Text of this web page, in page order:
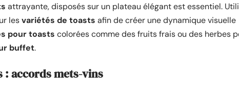
attrayante, disposés sur un plateau élégant est essentiel.
lesvariétés de toasts afin de créer une dynamique visuelle
pour toasts colorées comme des fruits frais ou des herbes
buffet.
: accords mets-vins